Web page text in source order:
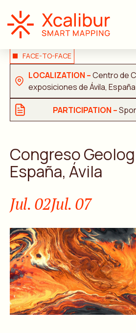
FACE-TO-FACE
LOCALIZATION –Centro de
exposiciones de Ávila, España
PARTICIPATION –
Congreso
España, Ávila
Jul. 02Jul. 07